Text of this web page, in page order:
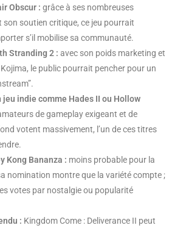
Obscur : grâce à ses nombreuses
son soutien critique, ce jeu pourrait
s’il mobilise sa communauté.
Stranding 2 : avec son poids marketing et
le public pourrait pencher pour un
jeu indie comme Hades II ou Hollow
de gameplay exigeant et de
votent massivement, l’un de ces titres
Kong Bananza : moins probable pour la
nomination montre que la variété compte ;
votes par nostalgie ou popularité
: Kingdom Come : Deliverance II peut